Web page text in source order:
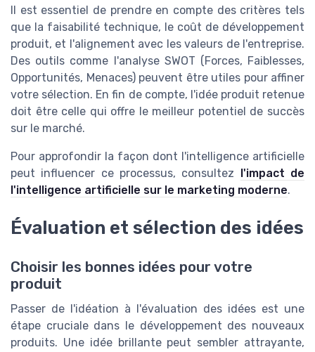
Il est essentiel de prendre en compte des critères tels
que la faisabilité technique, le coût de développement
produit, et l'alignement avec les valeurs de l'entreprise.
Des outils comme l'analyse SWOT (Forces, Faiblesses,
Opportunités, Menaces) peuvent être utiles pour affiner
votre sélection. En fin de compte, l'idée produit retenue
doit être celle qui offre le meilleur potentiel de succès
sur le marché.
Pour approfondir la façon dont l'intelligence artificielle
peut influencer ce processus, consultez l'impact de
l'intelligence artificielle sur le marketing moderne.
Évaluation et sélection des idées
Choisir les bonnes idées pour votre
produit
Passer de l'idéation à l'évaluation des idées est une
étape cruciale dans le développement des nouveaux
produits. Une idée brillante peut sembler attrayante,